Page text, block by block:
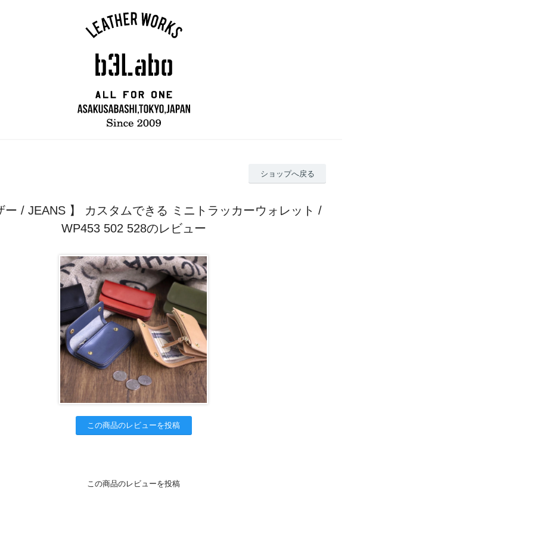
ショップへ戻る
ー / JEANS 】 カスタムできる ミニトラッカーウォレット /
WP453 502 528のレビュー
この商品のレビューを投稿
この商品のレビューを投稿